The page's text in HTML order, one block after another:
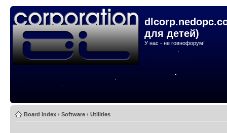
для детей)
У нас - не говнофорум!
Board index ‹ Software ‹ Utilities